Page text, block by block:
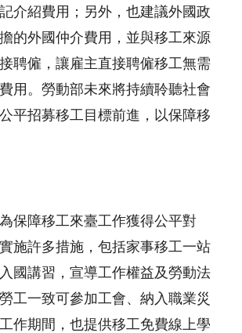
介紹費用；另外，也建議外國政
的外國仲介費用，並與移工來源
聘僱，讓雇主直接聘僱移工無需
用。勞動部未來將持續聆聽社會
平招募移工目標前進，以保障移
保障移工來臺工作獲得公平對
施許多措施，包括家事移工一站
國講習，宣導工作權益及勞動法
工一致可參加工會、納入職業災
作期間，也提供移工免費線上學